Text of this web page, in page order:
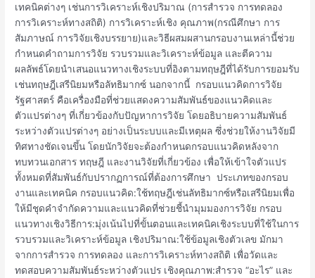
เทคนิคต่างๆ เช่นการวิเคราะห์เชิงปริมาณ (การสำรวจ การทดลอง
การวิเคราะห์ทางสถิติ) การวิเคราะห์เชิง คุณภาพ(กรณีศึกษา การ
สัมภาษณ์ การวิจัยเชิงบรรยาย)และวิธีผสมผสานกรอบงานเหล่านี้ช่วย
กำหนดคำถามการวิจัย รวบรวมและวิเคราะห์ข้อมูล และตีความ
ผลลัพธ์โดยนำเสนอแนวทางเชิงระบบที่อิงตามทฤษฎีที่ได้รับการยอมรับ
เช่นทฤษฎีเสรีนิยมหรือลัทธิมากซ์ นอกจากนี้ กรอบแนวคิดการวิจัย
รัฐศาสตร์ คือเครื่องมือที่ช่วยแสดงความสัมพันธ์ของแนวคิดและ
ตัวแปรต่างๆ ที่เกี่ยวข้องกับปัญหาการวิจัย โดยอธิบายความสัมพันธ์
ระหว่างตัวแปรต่างๆ อย่างเป็นระบบและมีเหตุผล ซึ่งช่วยให้งานวิจัยมี
ทิศทางชัดเจนขึ้น โดยนักวิจัยจะต้องกำหนดกรอบแนวคิดหลังจาก
ทบทวนเอกสาร ทฤษฎี และงานวิจัยที่เกี่ยวข้อง เพื่อให้เข้าใจตัวแปร
ทั้งหมดที่สัมพันธ์กับปรากฏการณ์ที่ต้องการศึกษา ประเภทของกรอบ
งานและเทคนิค กรอบแนวคิด:ใช้ทฤษฎีเช่นลัทธิมากซ์หรือเสรีนิยมเพื่อ
ให้มีชุดคำจำกัดความและแนวคิดที่ช่วยชี้นำมุมมองการวิจัย กรอบ
แนวทางเชิงวิธีการ:มุ่งเน้นไปที่ขั้นตอนและเทคนิคเชิงระบบที่ใช้ในการ
รวบรวมและวิเคราะห์ข้อมูล เชิงปริมาณ:ใช้ข้อมูลเชิงตัวเลข มักมา
จากการสำรวจ การทดลอง และการวิเคราะห์ทางสถิติ เพื่อวัดและ
ทดสอบความสัมพันธ์ระหว่างตัวแปร เชิงคุณภาพ:สำรวจ “อะไร” และ